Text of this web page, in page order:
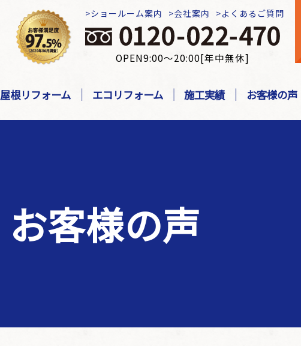
ショールーム案内 会社案内 よくあるご質問
OPEN9:00～20:00[年中無休]
屋根リフォーム エコリフォーム 施工実績 お客様の声
お客様の声